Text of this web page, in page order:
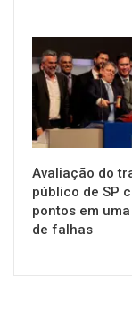
NOTÍCIAS
Avaliação do
público de SP
pontos em
de falhas